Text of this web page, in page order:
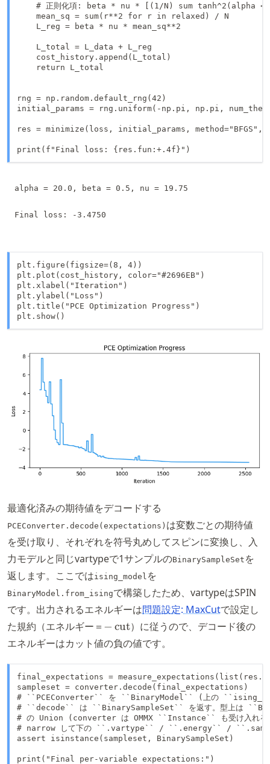
# 正則化項: beta * nu * [(1/N) sum tanh^2(alpha
    mean_sq = sum(r**2 for r in relaxed) / N
    L_reg = beta * nu * mean_sq**2
    L_total = L_data + L_reg
    cost_history.append(L_total)
    return L_total
rng = np.random.default_rng(42)
initial_params = rng.uniform(-np.pi, np.pi,
res = minimize(loss, initial_params,
print(f"Final loss: {res.fun:+.4f}")
plt.figure(figsize=(8, 4))
plt.plot(cost_history, color="#2696EB")
plt.xlabel("Iteration")
plt.ylabel("Loss")
plt.title("PCE Optimization Progress")
plt.show()
最適化済みの期待値をデコードする
PCEConverter.decode(expectations) は変数ごとの期待値
を受け取り、それぞれを符号丸めしてスピンに変換し、入
力モデルと同じvartypeで1サンプルのBinarySampleSet を
返します。ここではising_model を
BinaryModel.from_isingで構築したため、vartypeはSPIN
です。出力されるエネルギーは問題設定: MaxCutで設定し
た規約（エネルギー＝ -
\,\text{cut}
− cut）に従うので、デコード後の
エネルギーはカット値の負の値です。
final_expectations =
sampleset = converter.decode(final_expectations)
# ``PCEConverter`` を ``BinaryModel`` (上の
# ``decode`` は ``BinarySampleSet`` を返す。型上は
# の Union (converter は OMMX ``Instance`` も受け入れる
# narrow して下の ``.vartype`` / ``.energy`` /
assert isinstance(sampleset, BinarySampleSet)
print("Final per-variable expectations:")